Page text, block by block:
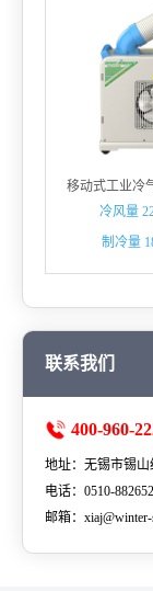
移动式工业冷
冷风量
制冷量
联系我们
400-960-
地址：无锡市锡
电话：0510-
邮箱：xiaj@winter-